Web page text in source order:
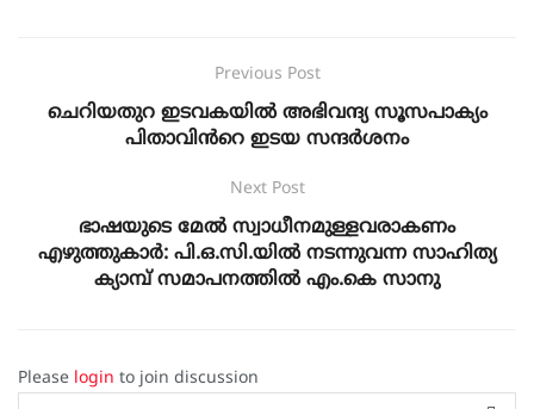
Previous Post
ചെറിയതുറ ഇടവകയിൽ അഭിവന്ദ്യ സൂസപാക്യം
പിതാവിൻറെ ഇടയ സന്ദർശനം
Next Post
ഭാഷയുടെ മേൽ സ്വാധീനമുള്ളവരാകണം
എഴുത്തുകാർ: പി.ഒ.സി.യിൽ നടന്നുവന്ന സാഹിത്യ
ക്യാമ്പ് സമാപനത്തിൽ എം.കെ സാനു
Please login to join discussion